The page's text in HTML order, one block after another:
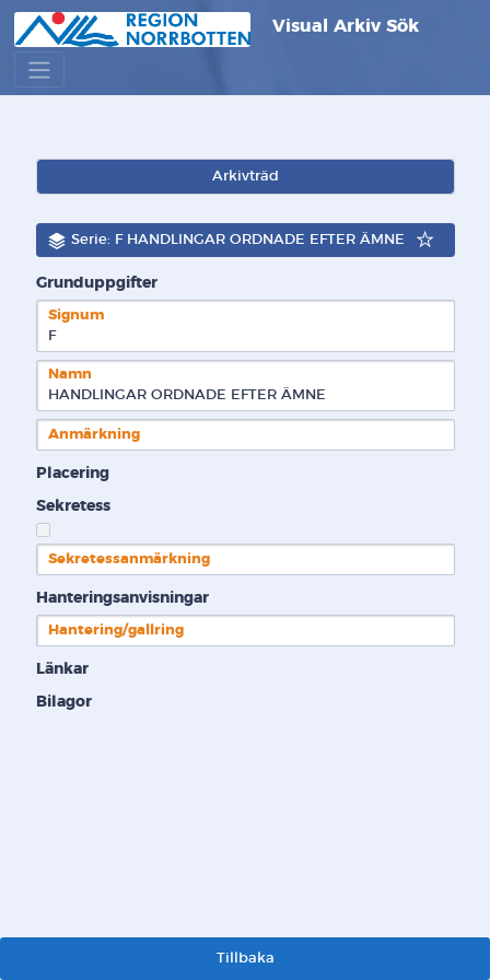
Visual Arkiv Sök
Arkivträd
Serie: F HANDLINGAR ORDNADE EFTER ÄMNE
Grunduppgifter
Signum
F
Namn
HANDLINGAR ORDNADE EFTER ÄMNE
Anmärkning
Placering
Sekretess
Sekretessanmärkning
Hanteringsanvisningar
Hantering/gallring
Länkar
Bilagor
Tillbaka